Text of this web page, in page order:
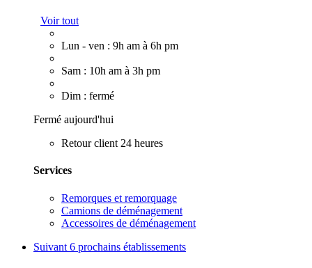
Voir tout
Lun - ven : 9h am à 6h pm
Sam : 10h am à 3h pm
Dim : fermé
Fermé aujourd'hui
Retour client 24 heures
Services
Remorques et remorquage
Camions de déménagement
Accessoires de déménagement
Suivant 6 prochains établissements